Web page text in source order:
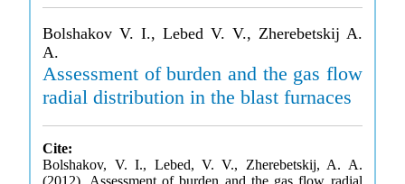
Bolshakov V. I., Lebed V. V., Zherebetskij A.
A.
Assessment of burden and the gas flow
radial distribution in the blast furnaces
Cite:
Bolshakov, V. I., Lebed, V. V., Zherebetskij, A. A.
(2012). Assessment of burden and the gas flow radial